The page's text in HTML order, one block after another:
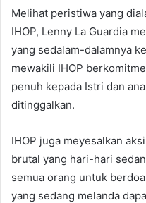
Melihat peristiwa yang
IHOP, Lenny La Guardia
yang sedalam-dalamnya
mewakili IHOP
penuh kepada Istri dan
ditinggalkan.
IHOP juga meyesalkan
brutal yang hari-hari
semua orang untuk
yang sedang melanda